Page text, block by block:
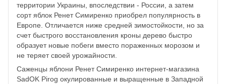
территории Украины, впоследствии - России, а затем
сорт яблок Ренет Симиренко приобрел популярность в
Европе. Отличается ниже средней зимостойкости, но за
счет быстрого восстановления кроны дерево быстро
образует новые побеги вместо пораженных морозом и
не теряет своей урожайности.
Саженцы яблони Ренет Симиренко интернет-магазина
SadOK Pirog окулированные и выращенные в Западной